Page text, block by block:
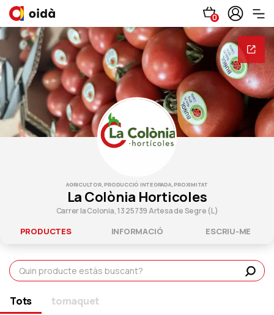
0
AGRICULTOR, PRODUCCIÓ INTEGRADA, PROXIMITAT
La Colònia Horticoles
Carrer la Colonia, 13 25739 Artesa de Segre (L)
PRODUCTES INFORMACIÓ ESCRIU-ME
Tots tomaquet